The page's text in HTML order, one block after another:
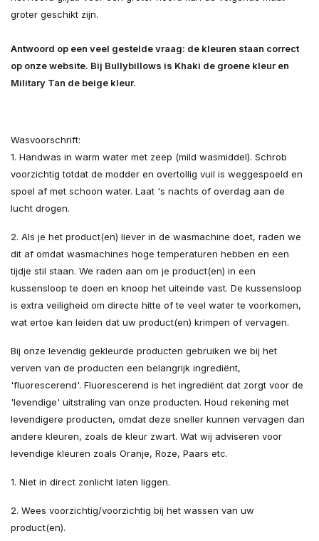
groter geschikt zijn.
Antwoord op een veel gestelde vraag: de kleuren staan correct
op onze website. Bij Bullybillows is Khaki de groene kleur en
Military Tan de beige kleur.
Wasvoorschrift:
1. Handwas in warm water met zeep (mild wasmiddel). Schrob
voorzichtig totdat de modder en overtollig vuil is weggespoeld en
spoel af met schoon water. Laat 's nachts of overdag aan de
lucht drogen.
2. Als je het product(en) liever in de wasmachine doet, raden we
dit af omdat wasmachines hoge temperaturen hebben en een
tijdje stil staan. We raden aan om je product(en) in een
kussensloop te doen en knoop het uiteinde vast. De kussensloop
is extra veiligheid om directe hitte of te veel water te voorkomen,
wat ertoe kan leiden dat uw product(en) krimpen of vervagen.
Bij onze levendig gekleurde producten gebruiken we bij het
verven van de producten een belangrijk ingrediënt,
'fluorescerend'. Fluorescerend is het ingrediënt dat zorgt voor de
'levendige' uitstraling van onze producten. Houd rekening met
levendigere producten, omdat deze sneller kunnen vervagen dan
andere kleuren, zoals de kleur zwart. Wat wij adviseren voor
levendige kleuren zoals Oranje, Roze, Paars etc.
1. Niet in direct zonlicht laten liggen.
2. Wees voorzichtig/voorzichtig bij het wassen van uw
product(en).